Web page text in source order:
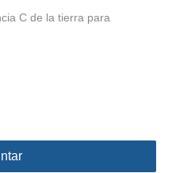
C de la tierra para